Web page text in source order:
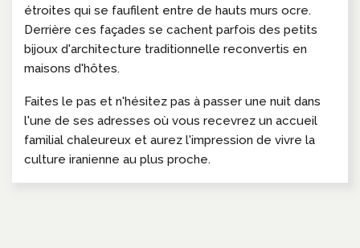
étroites qui se faufilent entre de hauts murs ocre.
Derrière ces façades se cachent parfois des petits
bijoux d'architecture traditionnelle reconvertis en
maisons d'hôtes.
Faites le pas et n'hésitez pas à passer une nuit dans
l'une de ses adresses où vous recevrez un accueil
familial chaleureux et aurez l'impression de vivre la
culture iranienne au plus proche.